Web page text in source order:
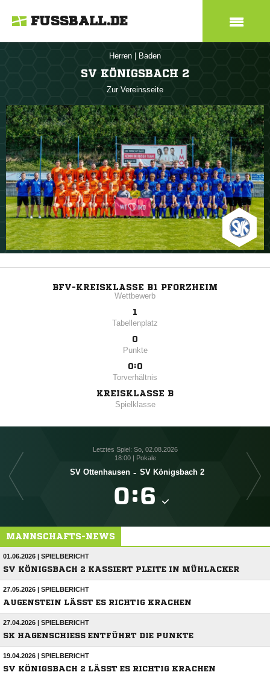
FUSSBALL.DE
Herren Baden
SV KÖNIGSBACH 2
Zur Vereinsseite
BFV-KREISKLASSE B1 PFORZHEIM
Wettbewerb
1
Tabellenplatz
0
Punkte
0:0
Torverhältnis
KREISKLASSE B
Spielklasse
Letztes Spiel: So, 02.08.2026
18:00 | Pokale
SV Ottenhausen - SV Königsbach 2
:
MANNSCHAFTS-NEWS
01.06.2026 | SPIELBERICHT
SV KÖNIGSBACH 2 KASSIERT PLEITE IN MÜHLACKER
27.05.2026 | SPIELBERICHT
AUGENSTEIN LÄSST ES RICHTIG KRACHEN
27.04.2026 | SPIELBERICHT
SK HAGENSCHIESS ENTFÜHRT DIE PUNKTE
19.04.2026 | SPIELBERICHT
SV KÖNIGSBACH 2 LÄSST ES RICHTIG KRACHEN